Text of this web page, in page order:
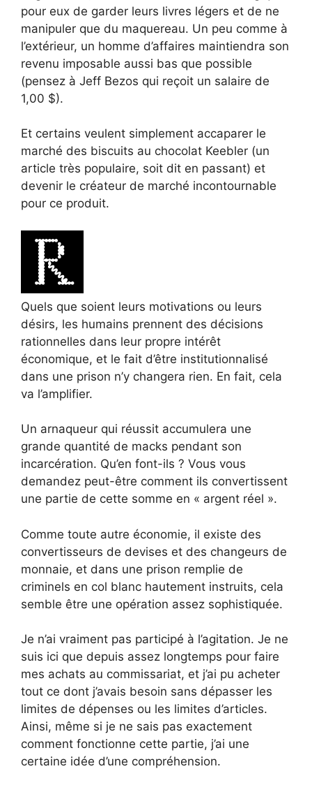
pour eux de garder leurs livres légers et de ne
manipuler que du maquereau. Un peu comme à
l’extérieur, un homme d’affaires maintiendra son
revenu imposable aussi bas que possible
(pensez à Jeff Bezos qui reçoit un salaire de
1,00 $).
Et certains veulent simplement accaparer le
marché des biscuits au chocolat Keebler (un
article très populaire, soit dit en passant) et
devenir le créateur de marché incontournable
pour ce produit.
Quels que soient leurs motivations ou leurs
désirs, les humains prennent des décisions
rationnelles dans leur propre intérêt
économique, et le fait d’être institutionnalisé
dans une prison n’y changera rien. En fait, cela
va l’amplifier.
Un arnaqueur qui réussit accumulera une
grande quantité de macks pendant son
incarcération. Qu’en font-ils ? Vous vous
demandez peut-être comment ils convertissent
une partie de cette somme en « argent réel ».
Comme toute autre économie, il existe des
convertisseurs de devises et des changeurs de
monnaie, et dans une prison remplie de
criminels en col blanc hautement instruits, cela
semble être une opération assez sophistiquée.
Je n’ai vraiment pas participé à l’agitation. Je ne
suis ici que depuis assez longtemps pour faire
mes achats au commissariat, et j’ai pu acheter
tout ce dont j’avais besoin sans dépasser les
limites de dépenses ou les limites d’articles.
Ainsi, même si je ne sais pas exactement
comment fonctionne cette partie, j’ai une
certaine idée d’une compréhension.